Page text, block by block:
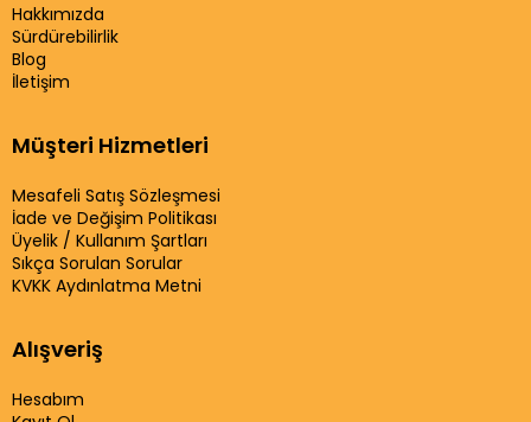
Hakkımızda
Sürdürebilirlik
Blog
İletişim
Müşteri Hizmetleri
Mesafeli Satış Sözleşmesi
İade ve Değişim Politikası
Üyelik / Kullanım Şartları
Sıkça Sorulan Sorular
KVKK Aydınlatma Metni
Alışveriş
Hesabım